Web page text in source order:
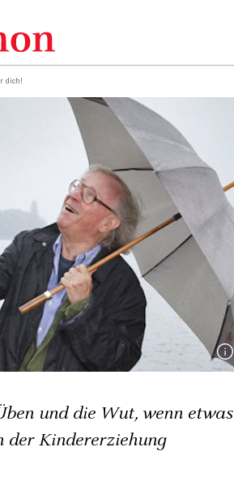
dich!
und die Wut, wenn etwas
Kindererziehung